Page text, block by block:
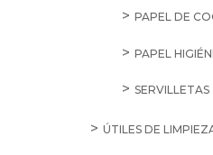
PAPEL DE
PAPEL
SERVILLETAS
ÚTILES DE